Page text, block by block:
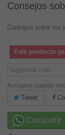
Consejos
Consejos sobre los
Este producto
Avísame cuando
Tweet
Compartir